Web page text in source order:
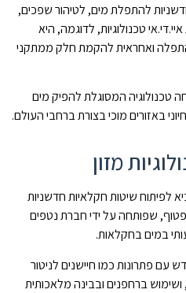
להתפלת מים, לטיהור שפכים,
טכנולוגיות, לדוגמה, היא
התפלה ואחראית להקמת חלק ממתקני
טכנולוגיה המסוגלת להפיק מים
באזורים מוכי בצורת ברחבי העולם.
מזון
לפיתוח שיטות חקלאיות חדשניות
שפותחה על ידי חברת נטפים
במים בחקלאות.
עם פתרונות כמו חיישנים לניטור
ושימוש ברחפנים ובבינה מלאכותית